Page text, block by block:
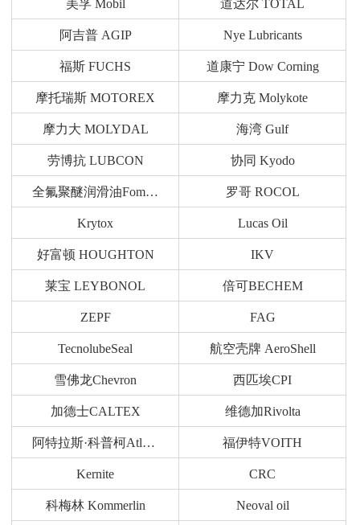
美孚 Mobil 道达尔 TOTAL
阿吉普 AGIP Nye Lubricants
福斯 FUCHS 道康宁 Dow Corning
摩托瑞斯 MOTOREX 摩力克 Molykote
摩力大 MOLYDAL 海湾 Gulf
劳博抗 LUBCON 协同 Kyodo
全氟聚醚润滑油Fomblin 罗哥 ROCOL
Krytox Lucas Oil
好富顿 HOUGHTON IKV
莱宝 LEYBONOL 倍可BECHEM
ZEPF FAG
TecnolubeSeal 航空壳牌 AeroShell
雪佛龙Chevron 西匹埃CPI
加德士CALTEX 维德加Rivolta
阿特拉斯·科普柯Atlas Copco 福伊特VOITH
Kernite CRC
科梅林 Kommerlin Neoval oil